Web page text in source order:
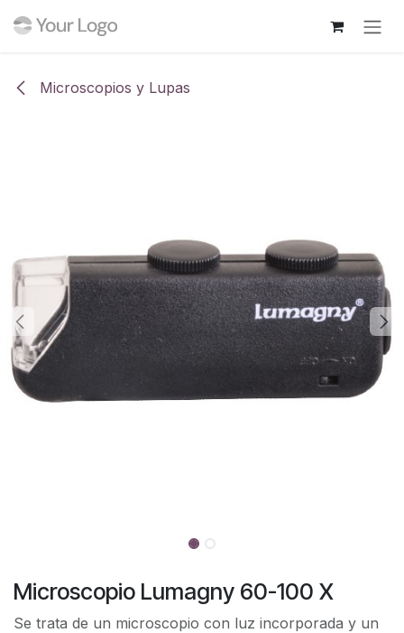
Microscopios y Lupas
Microscopio Lumagny 60-100 X
Se trata de un microscopio con luz incorporada y un